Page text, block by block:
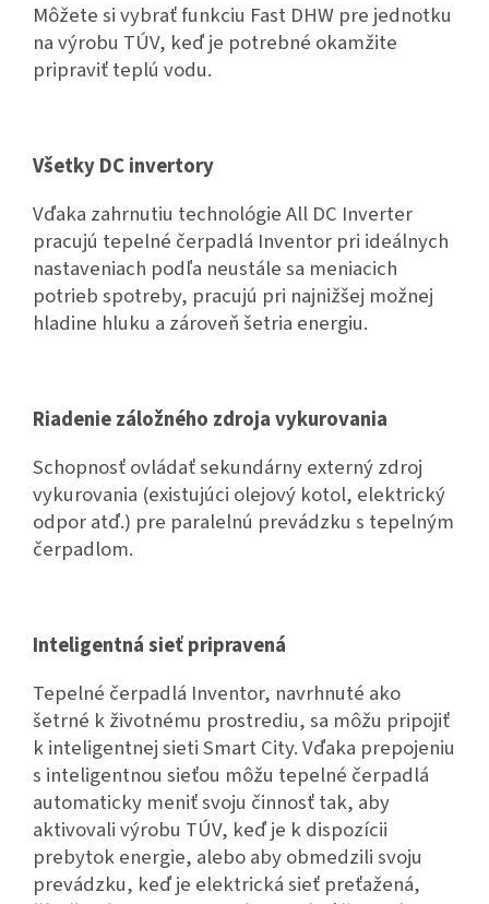
Môžete si vybrať funkciu Fast DHW pre jednotku
na výrobu TÚV, keď je potrebné okamžite
pripraviť teplú vodu.
Všetky DC invertory
Vďaka zahrnutiu technológie All DC Inverter
pracujú tepelné čerpadlá Inventor pri ideálnych
nastaveniach podľa neustále sa meniacich
potrieb spotreby, pracujú pri najnižšej možnej
hladine hluku a zároveň šetria energiu.
Riadenie záložného zdroja vykurovania
Schopnosť ovládať sekundárny externý zdroj
vykurovania (existujúci olejový kotol, elektrický
odpor atď.) pre paralelnú prevádzku s tepelným
čerpadlom.
Inteligentná sieť pripravená
Tepelné čerpadlá Inventor, navrhnuté ako
šetrné k životnému prostrediu, sa môžu pripojiť
k inteligentnej sieti Smart City. Vďaka prepojeniu
s inteligentnou sieťou môžu tepelné čerpadlá
automaticky meniť svoju činnosť tak, aby
aktivovali výrobu TÚV, keď je k dispozícii
prebytok energie, alebo aby obmedzili svoju
prevádzku, keď je elektrická sieť preťažená,